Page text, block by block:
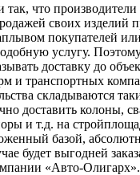
так, что
своих изделий
покупателей
услугу.
доставку до
и транспортных
складываются
доставить колоны,
и т.д. на
базой,
будет выгодней
«Авто-Олигарх».